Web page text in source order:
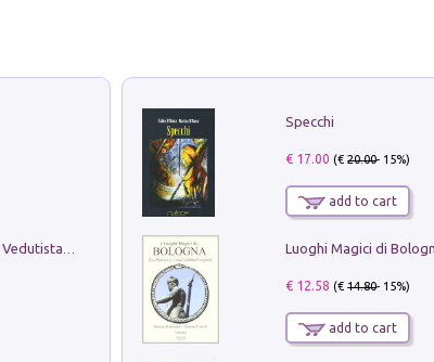
Specchi
€ 17.00 (€20.00- 15%)
add to cart
€ 12.58 (€14.80- 15%)
add to cart